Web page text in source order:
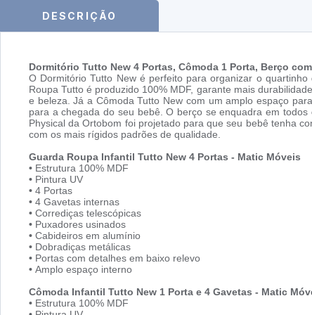
DESCRIÇÃO
Dormitório Tutto New 4 Portas, Cômoda 1 Porta, Berço
O Dormitório Tutto New é perfeito para organizar o
Roupa Tutto é produzido 100% MDF, garante mais
e beleza. Já a Cômoda Tutto New com um amplo espaço
para a chegada do seu bebê. O berço se enquadra em
Physical da Ortobom foi projetado para que seu bebê tenha
com os mais rígidos padrões de qualidade.
Guarda Roupa Infantil Tutto New 4 Portas - Matic Móveis
• Estrutura 100% MDF
• Pintura UV
• 4 Portas
• 4 Gavetas internas
• Corrediças telescópicas
• Puxadores usinados
• Cabideiros em alumínio
• Dobradiças metálicas
• Portas com detalhes em baixo relevo
• Amplo espaço interno
Cômoda Infantil Tutto New 1 Porta e 4 Gavetas - Matic
• Estrutura 100% MDF